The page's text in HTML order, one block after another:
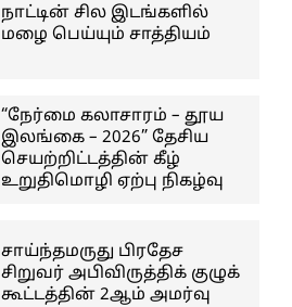
நாட்டின் சில இடங்களில்
மழை பெய்யும் சாத்தியம்
“நேர்மை கலாசாரம் – தூய
இலங்கை – 2026” தேசிய
செயற்றிட்டத்தின் கீழ்
உறுதிமொழி ஏற்பு நிகழ்வு
சாய்ந்தமருது பிரதேச
சிறுவர் அபிவிருத்திக் குழுக்
கூட்டத்தின் 2ஆம் அமர்வு